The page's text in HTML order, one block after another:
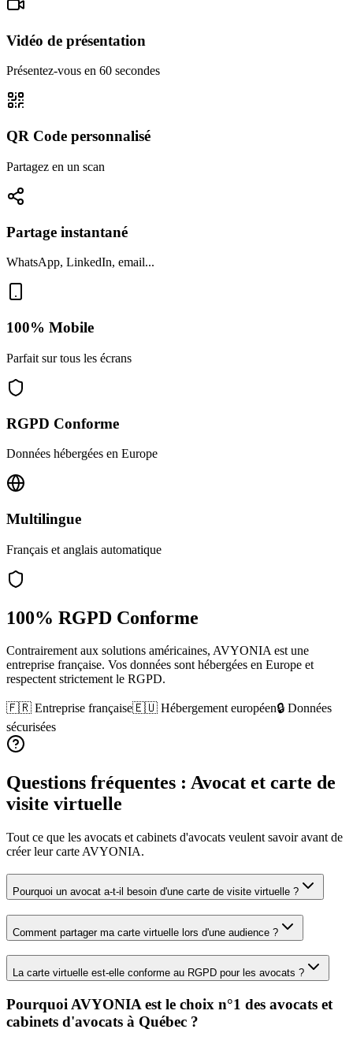
Vidéo de présentation
Présentez-vous en 60 secondes
QR Code personnalisé
Partagez en un scan
Partage instantané
WhatsApp, LinkedIn, email...
100% Mobile
Parfait sur tous les écrans
RGPD Conforme
Données hébergées en Europe
Multilingue
Français et anglais automatique
100% RGPD Conforme
Contrairement aux solutions américaines, AVYONIA est une
entreprise française. Vos données sont hébergées en Europe et
respectent strictement le RGPD.
🇫🇷 Entreprise française🇪🇺 Hébergement européen🔒 Données
sécurisées
Questions fréquentes : Avocat et carte de
visite virtuelle
Tout ce que les avocats et cabinets d'avocats veulent savoir avant de
créer leur carte AVYONIA.
Pourquoi un avocat a-t-il besoin d'une carte de visite virtuelle ?
Comment partager ma carte virtuelle lors d'une audience ?
La carte virtuelle est-elle conforme au RGPD pour les avocats ?
Pourquoi AVYONIA est le choix n°1 des avocats et
cabinets d'avocats à Québec ?